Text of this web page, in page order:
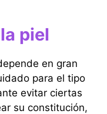
piel
en gran
para el tipo
evitar ciertas
su constitución,